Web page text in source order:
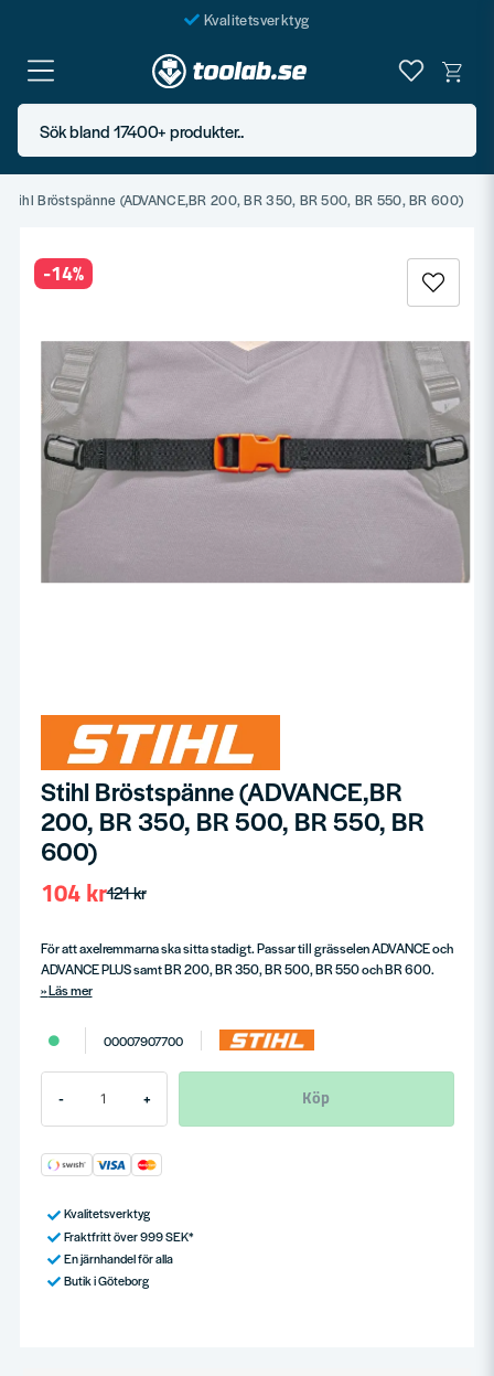
Kvalitetsverktyg
Fraktfritt över 999 SEK*
En järnhandel för alla
Butik i Göteborg
Sök bland 17400+ produkter..
Stihl Bröstspänne (ADVANCE,BR 200, BR 350, BR 500, BR 550, BR 600)
-14%
Stihl Bröstspänne (ADVANCE,BR
200, BR 350, BR 500, BR 550, BR
600)
121 kr
104 kr
För att axelremmarna ska sitta stadigt. Passar till grässelen ADVANCE och
ADVANCE PLUS samt BR 200, BR 350, BR 500, BR 550 och BR 600.
Läs mer
00007907700
- + Köp
Kvalitetsverktyg
Fraktfritt över 999 SEK*
En järnhandel för alla
Butik i Göteborg